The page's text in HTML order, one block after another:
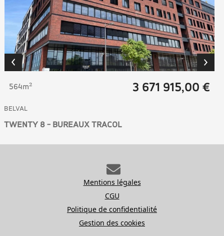
564m² 3 671 915,00 €
BELVAL
TWENTY 8 - BUREAUX TRACOL
Mentions légales
CGU
Politique de confidentialité
Gestion des cookies